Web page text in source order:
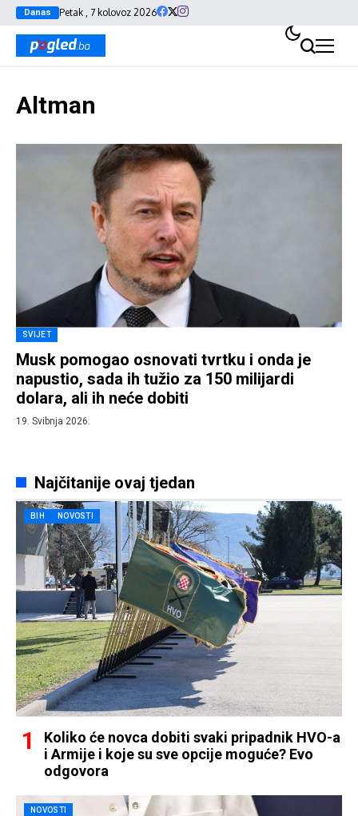
Danas Petak , 7 kolovoz 2026
Altman
SVIJET
Musk pomogao osnovati tvrtku i onda je
napustio, sada ih tužio za 150 milijardi
dolara, ali ih neće dobiti
19. Svibnja 2026.
Najčitanije ovaj tjedan
BIH NOVOSTI
Koliko će novca dobiti svaki pripadnik HVO-a
i Armije i koje su sve opcije moguće? Evo
odgovora
NOVOSTI